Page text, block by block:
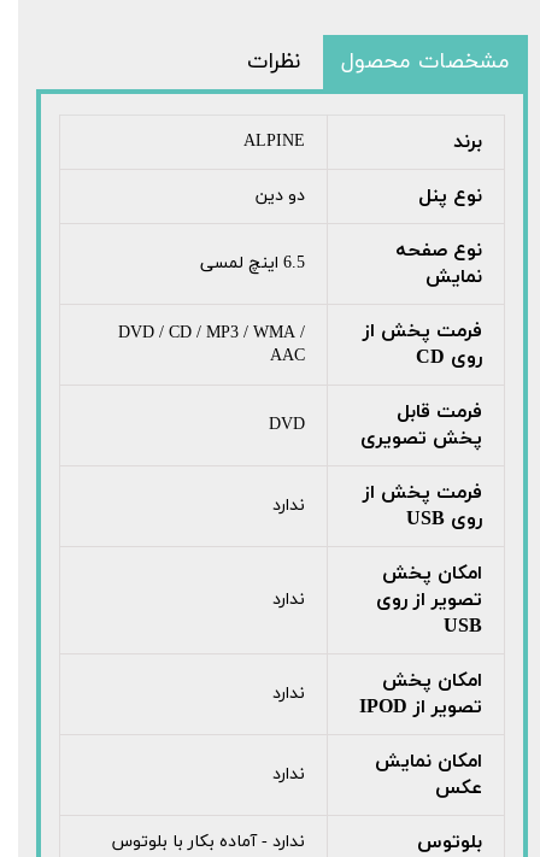
مشخصات محصول نظرات
برند ALPINE
نوع پنل دو دین
نوع صفحه
نمایش
6.5 اینچ لمسی
فرمت پخش از
روی CD
DVD / CD / MP3 / WMA /
AAC
فرمت قابل
پخش تصویری
DVD
فرمت پخش از
روی USB
ندارد
امکان پخش
تصویر از روی
USB
ندارد
امکان پخش
تصویر از IPOD
ندارد
امکان نمایش
عکس
ندارد
بلوتوس ندارد - آماده بکار با بلوتوس